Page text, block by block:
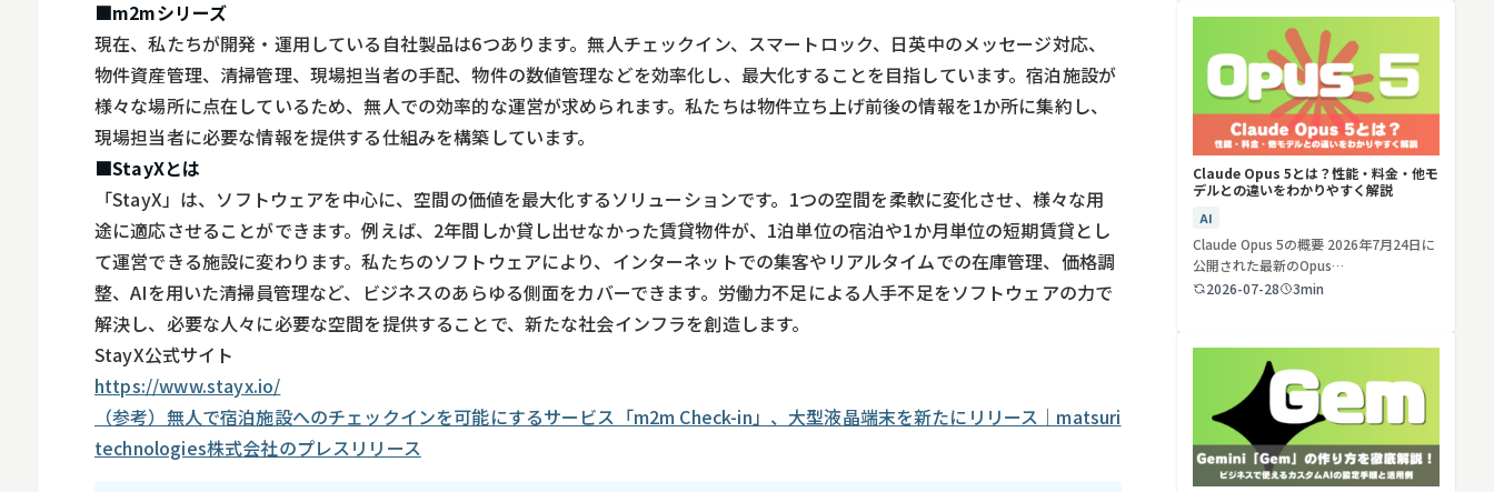
■m2mシリーズ
現在、私たちが開発・運用している自社製品は6つあります。無人チェックイン、スマートロック、日英中のメッセージ対応、
物件資産管理、清掃管理、現場担当者の手配、物件の数値管理などを効率化し、最大化することを目指しています。宿泊施設が
様々な場所に点在しているため、無人での効率的な運営が求められます。私たちは物件立ち上げ前後の情報を1か所に集約し、
現場担当者に必要な情報を提供する仕組みを構築しています。
■StayXとは
「StayX」は、ソフトウェアを中心に、空間の価値を最大化するソリューションです。1つの空間を柔軟に変化させ、様々な用
途に適応させることができます。例えば、2年間しか貸し出せなかった賃貸物件が、1泊単位の宿泊や1か月単位の短期賃貸とし
て運営できる施設に変わります。私たちのソフトウェアにより、インターネットでの集客やリアルタイムでの在庫管理、価格調
整、AIを用いた清掃員管理など、ビジネスのあらゆる側面をカバーできます。労働力不足による人手不足をソフトウェアの力で
解決し、必要な人々に必要な空間を提供することで、新たな社会インフラを創造します。
StayX公式サイト
https://www.stayx.io/
（参考）無人で宿泊施設へのチェックインを可能にするサービス「m2m Check-in」、大型液晶端末を新たにリリース｜matsuri
technologies株式会社のプレスリリース
Claude Opus 5とは？性能・料金・他モ
デルとの違いをわかりやすく解説
AI
Claude Opus 5の概要 2026年7月24日に
公開された最新のOpus…
2026-07-28
3min